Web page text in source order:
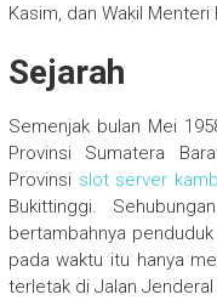
Kasim, dan Wakil Menteri
Sejarah
Semenjak bulan Mei
Provinsi Sumatera
Provinsi slot server
Bukittinggi.
bertambahnya
pada waktu itu hanya
terletak di Jalan